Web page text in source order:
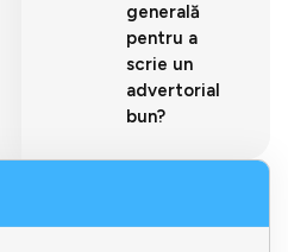
generală
pentru a
scrie un
advertorial
bun?